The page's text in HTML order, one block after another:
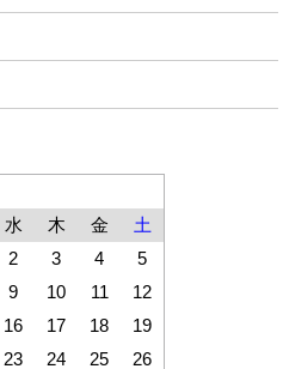
水 木 金
土
2 3 4
5
9 10 11
12
16 17 18
19
23 24 25
26